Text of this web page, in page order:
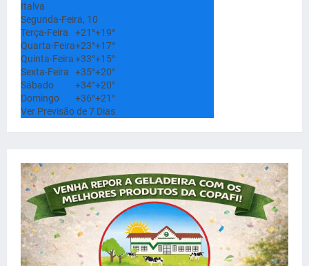
Italva
Segunda-Feira, 10
Terça-Feira
+21°+19°
Quarta-Feira+23°+17°
Quinta-Feira+33°+15°
Sexta-Feira
+35°+20°
Sábado
+34°+20°
Domingo
+36°+21°
Ver Previsão de 7 Dias